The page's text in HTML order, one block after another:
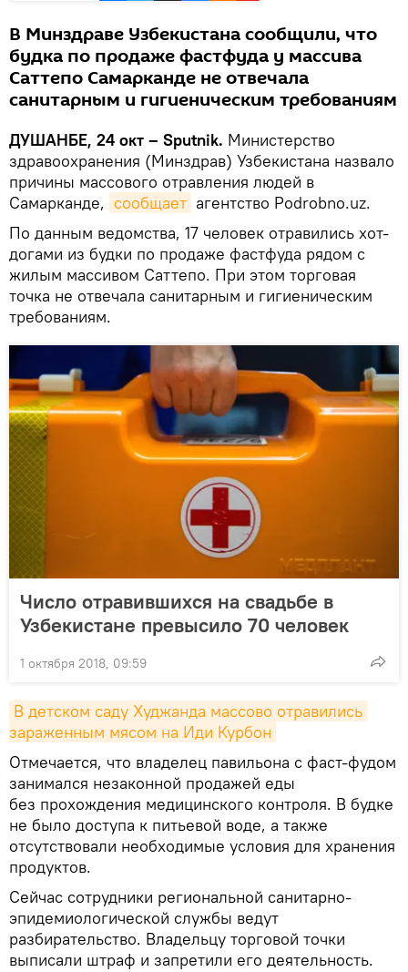
В Минздраве Узбекистана сообщили, что
будка по продаже фастфуда у массива
Саттепо Самарканде не отвечала
санитарным и гигиеническим требованиям
ДУШАНБЕ, 24 окт – Sputnik. Министерство
здравоохранения (Минздрав) Узбекистана назвало
причины массового отравления людей в
Самарканде, сообщает агентство Podrobno.uz.
По данным ведомства, 17 человек отравились хот-
догами из будки по продаже фастфуда рядом с
жилым массивом Саттепо. При этом торговая
точка не отвечала санитарным и гигиеническим
требованиям.
Число отравившихся на свадьбе в
Узбекистане превысило 70 человек
1 октября 2018, 09:59
В детском саду Худжанда массово отравились
зараженным мясом на Иди Курбон
Отмечается, что владелец павильона с фаст-фудом
занимался незаконной продажей еды
без прохождения медицинского контроля. В будке
не было доступа к питьевой воде, а также
отсутствовали необходимые условия для хранения
продуктов.
Сейчас сотрудники региональной санитарно-
эпидемиологической службы ведут
разбирательство. Владельцу торговой точки
выписали штраф и запретили его деятельность.